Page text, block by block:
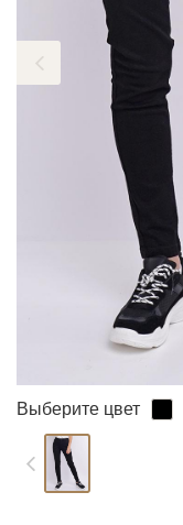
Выберите цвет